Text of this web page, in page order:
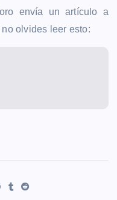
envía un artículo a
olvides leer esto: